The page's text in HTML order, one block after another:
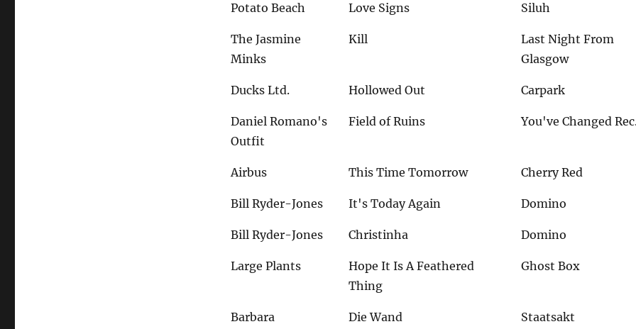
Potato Beach Love Signs Siluh
The Jasmine
Minks
Kill
Last Night From
Glasgow
Ducks Ltd. Hollowed Out Carpark
Daniel Romano's
Outfit
Field of Ruins You've Changed
Airbus This Time Tomorrow Cherry Red
Bill Ryder-Jones It's Today Again Domino
Bill Ryder-Jones Christinha Domino
Large Plants
Hope It Is A Feathered
Thing
Ghost Box
Barbara
Die Wand Staatsakt